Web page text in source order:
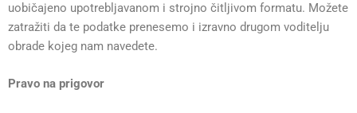
uobičajeno upotrebljavanom i strojno čitljivom formatu. Možete
zatražiti da te podatke prenesemo i izravno drugom voditelju
obrade kojeg nam navedete.
Pravo na prigovor